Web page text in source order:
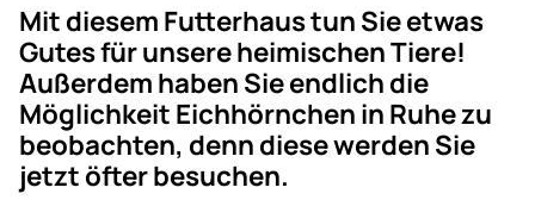
Mit diesem Futterhaus tun Sie etwas
Gutes für unsere heimischen Tiere!
Außerdem haben Sie endlich die
Möglichkeit Eichhörnchen in Ruhe zu
beobachten, denn diese werden Sie
jetzt öfter besuchen.